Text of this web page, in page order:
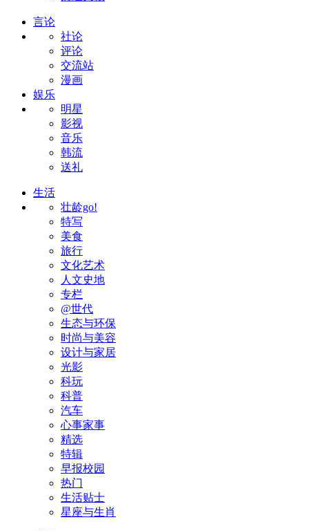
言论
社论
评论
交流站
漫画
娱乐
明星
影视
音乐
韩流
送礼
生活
壮龄go!
特写
美食
旅行
文化艺术
人文史地
专栏
@世代
生态与环保
时尚与美容
设计与家居
光影
科玩
科普
汽车
心事家事
精选
特辑
早报校园
热门
生活贴士
星座与生肖